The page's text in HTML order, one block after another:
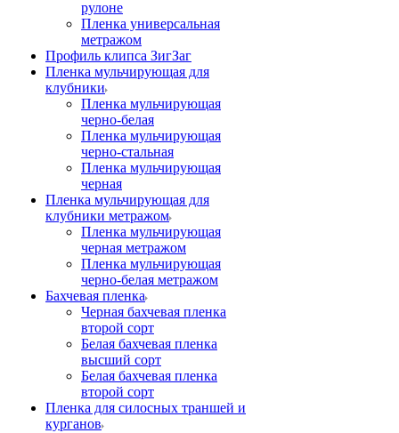
рулоне
Пленка универсальная
метражом
Профиль клипса ЗигЗаг
Пленка мульчирующая для
клубники
Пленка мульчирующая
черно-белая
Пленка мульчирующая
черно-стальная
Пленка мульчирующая
черная
Пленка мульчирующая для
клубники метражом
Пленка мульчирующая
черная метражом
Пленка мульчирующая
черно-белая метражом
Бахчевая пленка
Черная бахчевая пленка
второй сорт
Белая бахчевая пленка
высший сорт
Белая бахчевая пленка
второй сорт
Пленка для силосных траншей и
курганов